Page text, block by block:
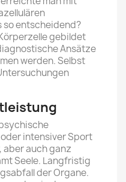
so entscheidend?
gebildet
Ansätze
werden. Selbst
intensiver Sport
aber auch ganz
Seele. Langfristig
der Organe.